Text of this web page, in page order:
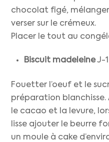
chocolat figé,
verser sur le crémeux.
Placer le tout au
Biscuit madeleineJ-1
Fouetter l’oeuf et le
préparation
le cacao et la levure,
lisse ajouter le beurre
un moule à cake